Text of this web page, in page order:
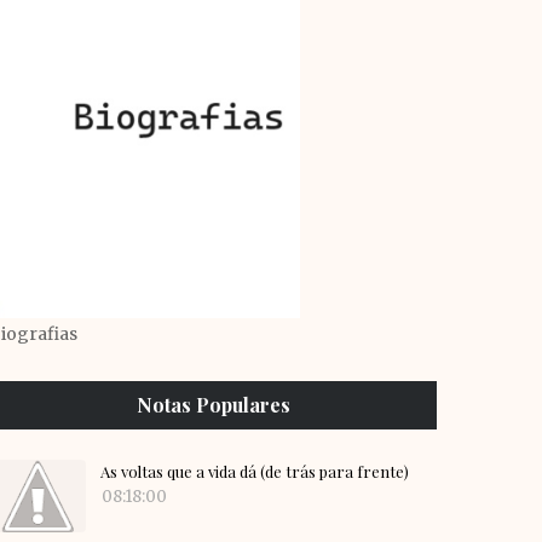
Notas Populares
As voltas que a vida dá (de trás para frente)
08:18:00